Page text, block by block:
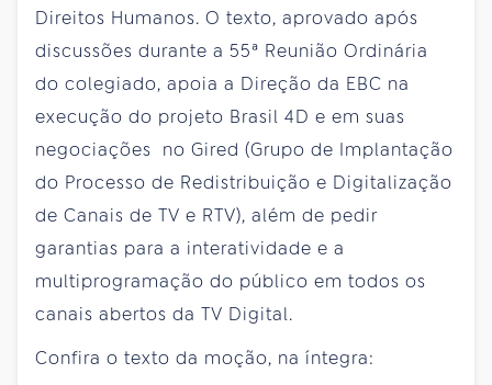
Direitos Humanos. O texto, aprovado após
discussões durante a 55ª Reunião Ordinária
do colegiado, apoia a Direção da EBC na
execução do projeto Brasil 4D e em suas
negociações no Gired (Grupo de Implantação
do Processo de Redistribuição e Digitalização
de Canais de TV e RTV), além de pedir
garantias para a interatividade e a
multiprogramação do público em todos os
canais abertos da TV Digital.
Confira o texto da moção, na íntegra: